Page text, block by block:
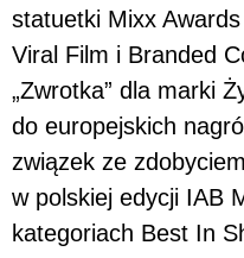
statuetki Mixx
Viral Film i Branded
„Zwrotka” dla marki
do europejskich
związek ze
w polskiej edycji IAB
kategoriach Best In